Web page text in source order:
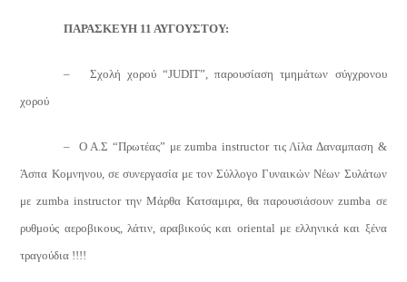
ΠΑΡΑΣΚΕΥΗ 11 ΑΥΓΟΥΣΤΟΥ:
– Σχολή χορού “JUDIT”, παρουσίαση τμημάτων σύγχρονου
χορού
– Ο Α.Σ “Πρωτέας” με zumba instructor τις Λίλα Δαναμπαση &
Άσπα Κομνηνου, σε συνεργασία με τον Σύλλογο Γυναικών Νέων Συλάτων
με zumba instructor την Μάρθα Κατσαμιρα, θα παρουσιάσουν zumba σε
ρυθμούς αεροβικους, λάτιν, αραβικούς και oriental με ελληνικά και ξένα
τραγούδια !!!!